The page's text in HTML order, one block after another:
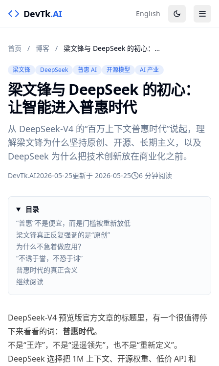
DevTk.AI English
首页 / 博客 / 梁文锋与 DeepSeek 的初心：让智能进入普惠时代
梁文锋 DeepSeek 普惠 AI 开源模型 AI 产业
梁文锋与 DeepSeek 的初心：
让智能进入普惠时代
从 DeepSeek-V4 的“百万上下文普惠时代”说起，理
解梁文锋为什么坚持原创、开源、长期主义，以及
DeepSeek 为什么把技术创新放在商业化之前。
DevTk.AI2026-05-25更新于 2026-05-25 6 分钟阅读
目录
“普惠”不是便宜，而是门槛被重新放低
梁文锋真正反复强调的是“原创”
为什么不急着做应用？
“不诱于誉，不恐于诽”
普惠时代的真正含义
继续阅读
DeepSeek-V4 预览版官方文章的标题里，有一个很值得停
下来看看的词： 普惠时代。
不是“王炸”，不是“遥遥领先”，也不是“重新定义”。
DeepSeek 选择把 1M 上下文、开源权重、低价 API 和